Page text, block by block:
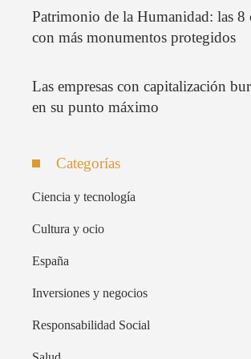
Patrimonio de la Humanidad: las 8
con más monumentos protegidos
Las empresas con capitalización
en su punto máximo
Categorías
Ciencia y tecnología
Cultura y ocio
España
Inversiones y negocios
Responsabilidad Social